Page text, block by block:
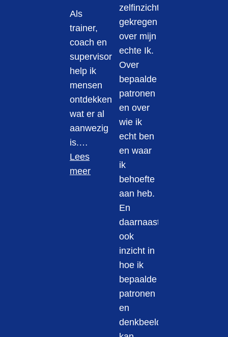
Als
trainer,
coach en
supervisor
help ik
mensen
ontdekken
wat er al
aanwezig
is.…
Lees
meer
zelfinzicht
gekregen
over mijn
echte Ik.
Over
bepaalde
patronen
en over
wie ik
echt ben
en waar
ik
behoefte
aan heb.
En
daarnaast
ook
inzicht in
hoe ik
bepaalde
patronen
en
denkbeelden